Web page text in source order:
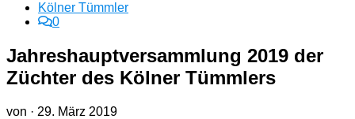
Kölner Tümmler
0
Jahreshauptversammlung 2019 der
Züchter des Kölner Tümmlers
von · 29. März 2019